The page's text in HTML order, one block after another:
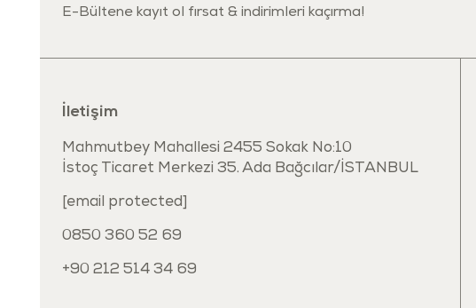
E-Bültene kayıt ol fırsat & indirimleri kaçırma!
İletişim
Mahmutbey Mahallesi 2455 Sokak No:10
İstoç Ticaret Merkezi 35. Ada Bağcılar/İSTANBUL
[email protected]
0850 360 52 69
+90 212 514 34 69